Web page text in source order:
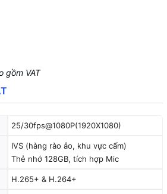
gồm VAT
25/30fps@1080P(1920X1080)
IVS (hàng rào ảo, khu vực cấm)
Thẻ nhớ 128GB, tích hợp Mic
H.265+ & H.264+